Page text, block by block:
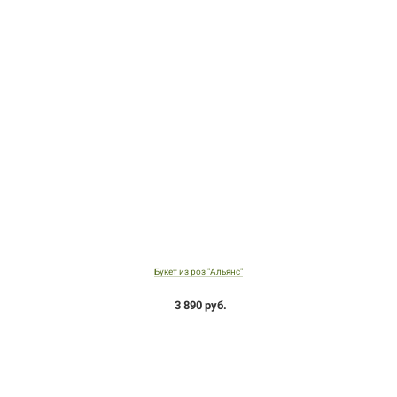
Букет из роз "Альянс"
3 890 руб.